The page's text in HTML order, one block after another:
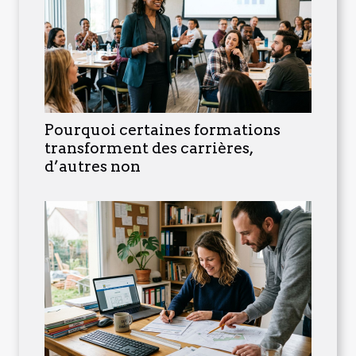
Pourquoi certaines formations
transforment des carrières,
d’autres non